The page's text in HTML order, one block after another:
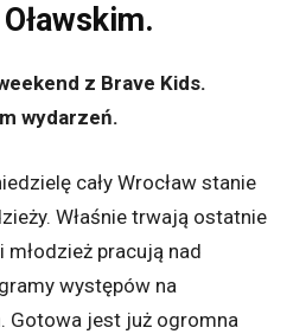
z Brave Kids.
wydarzeń.
cały Wrocław stanie
Właśnie trwają ostatnie
pracują nad
występów na
Gotowa jest już ogromna